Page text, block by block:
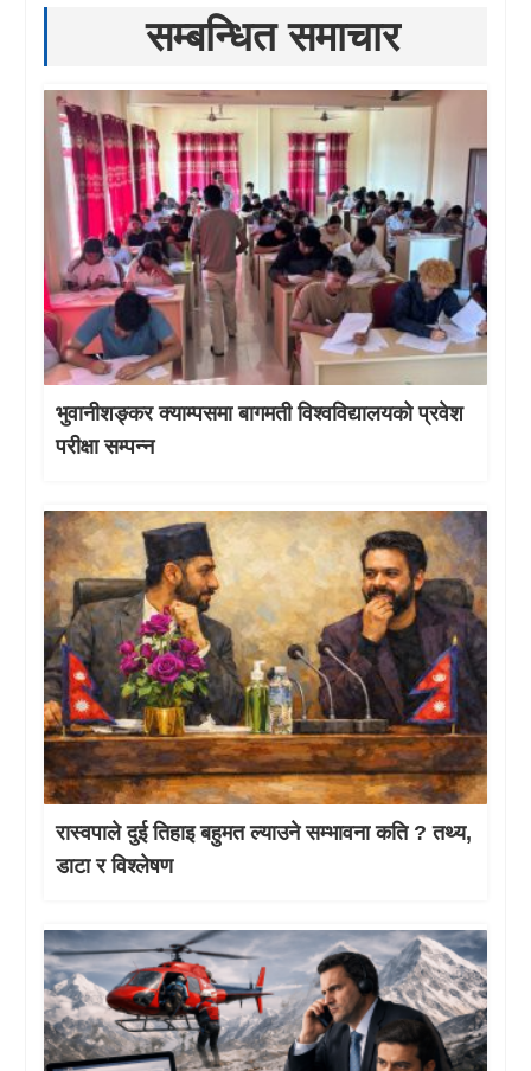
सम्बन्धित समाचार
भुवानीशङ्कर क्याम्पसमा बागमती विश्वविद्यालयको प्रवेश
परीक्षा सम्पन्न
रास्वपाले दुई तिहाइ बहुमत ल्याउने सम्भावना कति ? तथ्य,
डाटा र विश्लेषण